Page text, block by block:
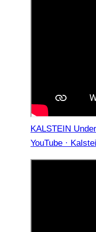
KALSTEIN
YouTube ·